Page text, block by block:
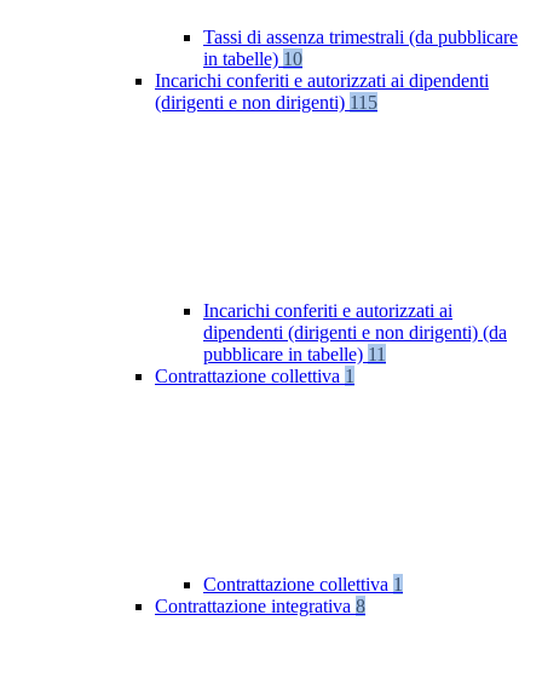
Tassi di assenza trimestrali (da pubblicare
in tabelle) 10
Incarichi conferiti e autorizzati ai dipendenti
(dirigenti e non dirigenti) 115
Incarichi conferiti e autorizzati ai
dipendenti (dirigenti e non dirigenti) (da
pubblicare in tabelle) 11
Contrattazione collettiva 1
Contrattazione collettiva 1
Contrattazione integrativa 8